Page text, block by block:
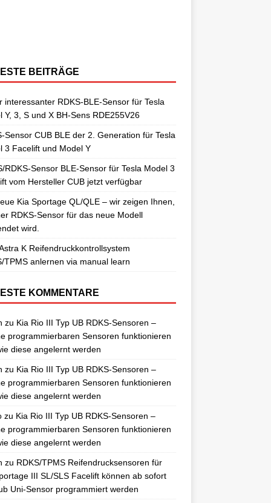
BEITRÄGE
interessanter RDKS-BLE-Sensor für Tesla
Y, 3, S und X BH-Sens RDE255V26
Sensor CUB BLE der 2. Generation für Tesla
3 Facelift und Model Y
RDKS-Sensor BLE-Sensor für Tesla Model 3
vom Hersteller CUB jetzt verfügbar
Kia Sportage QL/QLE – wir zeigen Ihnen,
RDKS-Sensor für das neue Modell
wird.
K Reifendruckkontrollsystem
TPMS anlernen via manual learn
KOMMENTARE
zu Kia Rio III Typ UB RDKS-Sensoren –
programmierbaren Sensoren funktionieren
diese angelernt werden
zu Kia Rio III Typ UB RDKS-Sensoren –
programmierbaren Sensoren funktionieren
diese angelernt werden
zu Kia Rio III Typ UB RDKS-Sensoren –
programmierbaren Sensoren funktionieren
diese angelernt werden
zu RDKS/TPMS Reifendrucksensoren für
III SL/SLS Facelift können ab sofort
Uni-Sensor programmiert werden